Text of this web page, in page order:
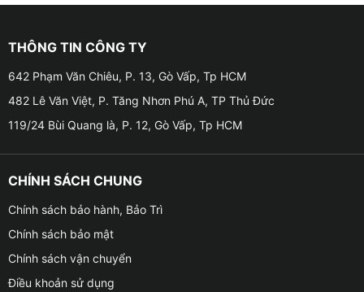
và thao tác.
– Có thể chia đôi màn hình để vừa xem bản đồ vừa
nghe nhạc.
– Giao diện thiết kế trực quan, tối ưu cho người dùng
Việt, giúp thao tác nhanh chóng và thuận tiện.
Camera 360 độ hỗ trợ quan sát toàn cảnh
– Sử dụng 4 mắt camera Sony AHD bố trí ở trước, sau
và hai bên gương.
– Hiển thị góc nhìn toàn cảnh, loại bỏ điểm mù, hỗ trợ
THÔNG TIN CÔNG TY
642 Phạm Văn Chiêu, P. 13, Gò Vấp, Tp HCM
482 Lê Văn Việt, P. Tăng Nhơn Phú A, TP Thủ Đức
119/24 Bùi Quang là, P. 12, Gò Vấp, Tp HCM
CHÍNH SÁCH CHUNG
Chính sách bảo hành, Bảo Trì
Chính sách bảo mật
Chính sách vận chuyển
Điều khoản sử dụng